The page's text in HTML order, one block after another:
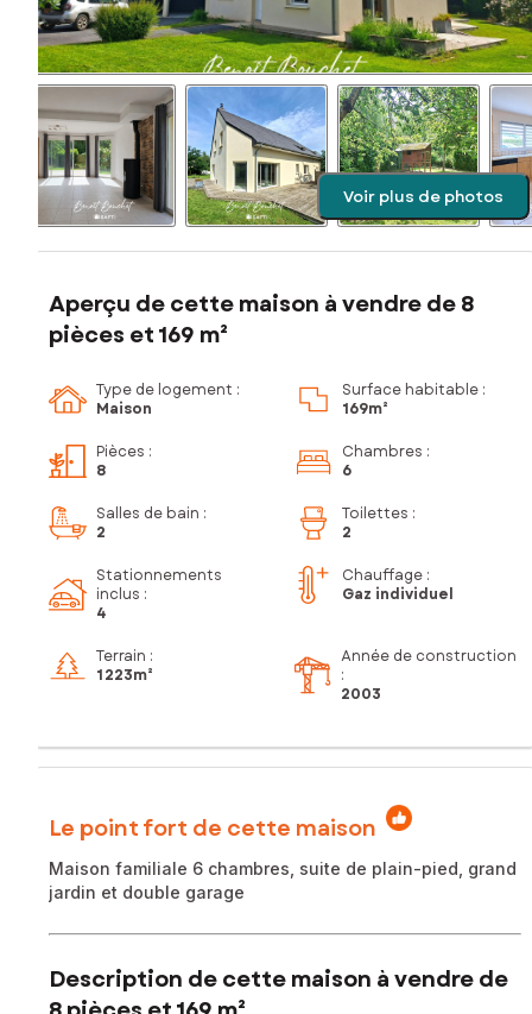
Voir plus de photos
Aperçu de cette maison à vendre de 8
pièces et 169 m²
Type de logement :
Maison
Surface habitable :
169m²
Pièces :
8
Chambres :
6
Salles de bain :
2
Toilettes :
2
Stationnements
inclus :
4
Chauffage :
Gaz individuel
Terrain :
1 223m²
Année de construction
:
2003
Le point fort de cette maison
Maison familiale 6 chambres, suite de plain-pied, grand
jardin et double garage
Description de cette maison à vendre de